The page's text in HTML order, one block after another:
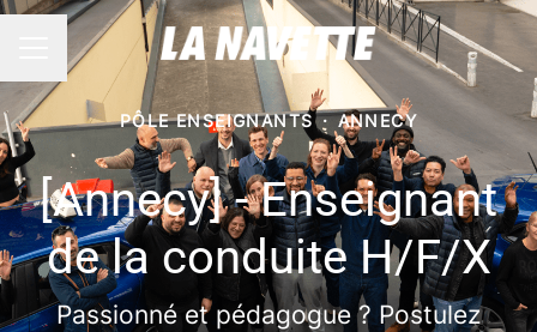
Menu carrière
PÔLE ENSEIGNANTS · ANNECY
[Annecy] - Enseignant
de la conduite H/F/X
Passionné et pédagogue ? Postulez